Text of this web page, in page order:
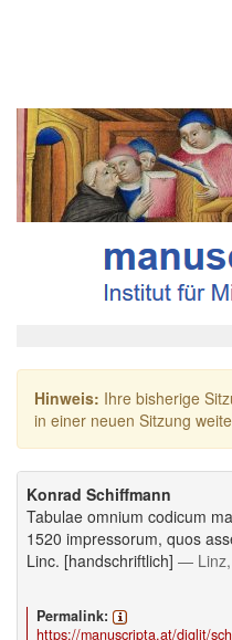
Hinweis: Ihre bisherige
in einer neuen Sitzung
Konrad Schiffmann
Tabulae omnium codicum
1520 impressorum, quos
Linc. [handschriftlich] — Linz,
Permalink:
https://manuscripta.at/diglit/